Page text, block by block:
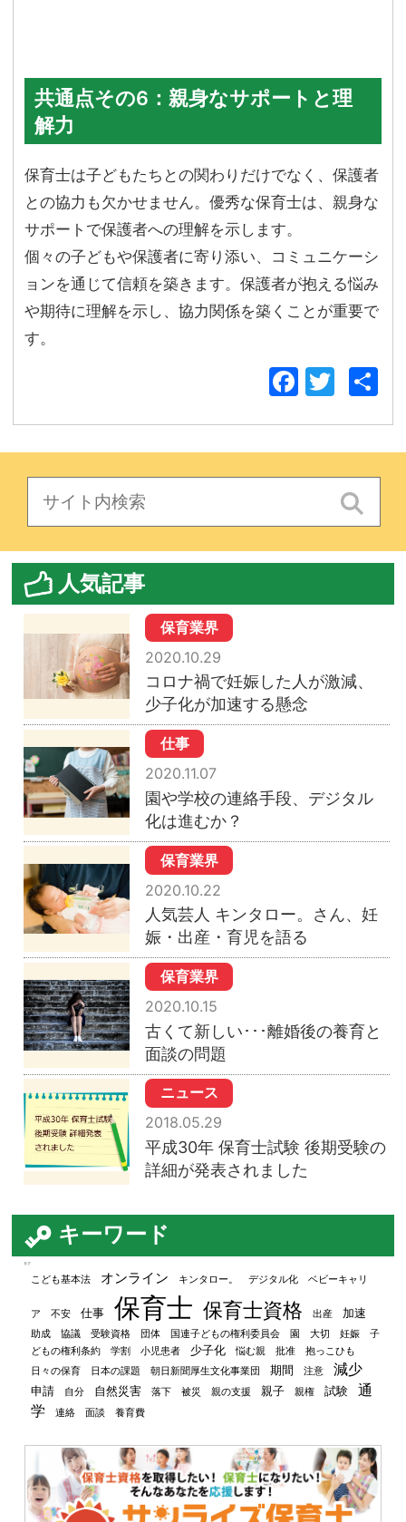
共通点その6：親身なサポートと理
解力
保育士は子どもたちとの関わりだけでなく、保護者
との協力も欠かせません。優秀な保育士は、親身な
サポートで保護者への理解を示します。
個々の子どもや保護者に寄り添い、コミュニケーシ
ョンを通じて信頼を築きます。保護者が抱える悩み
や期待に理解を示し、協力関係を築くことが重要で
す。
共
人気記事
保育業界
2020.10.29
コロナ禍で妊娠した人が激減、
少子化が加速する懸念
仕事
2020.11.07
園や学校の連絡手段、デジタル
化は進むか？
保育業界
2020.10.22
人気芸人 キンタロー。さん、妊
娠・出産・育児を語る
保育業界
2020.10.15
古くて新しい･･･離婚後の養育と
面談の問題
ニュース
2018.05.29
平成30年 保育士試験 後期受験の
詳細が発表されました
キーワード
タグ
こども基本法 オンライン キンタロー。 デジタル化 ベビーキャリ
ア 不安 仕事 保育士 保育士資格 出産 加速
助成 協議 受験資格 団体 国連子どもの権利委員会 園 大切 妊娠
子
どもの権利条約
学割 小児患者 少子化 悩む親 批准
抱っこひも
日々の保育
日本の課題 朝日新聞厚生文化事業団 期間 注意 減少
申請 自分 自然災害 落下 被災 親の支援 親子 親権 試験
通
学
連絡 面談 養育費